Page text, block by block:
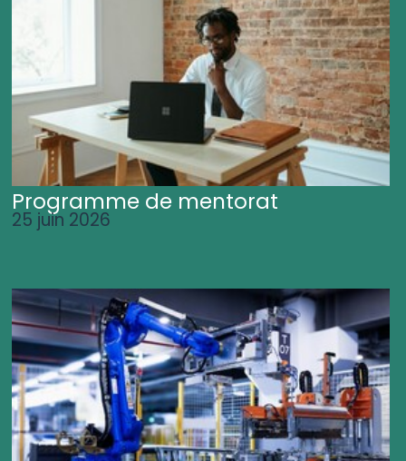
Programme de mentorat
25 juin 2026